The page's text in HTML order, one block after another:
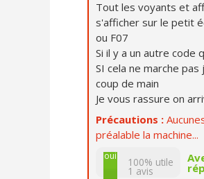
Tout les voyants et
s'afficher sur le petit
ou F07
Si il y a un autre code
SI cela ne marche
coup de main
Je vous rassure on
Précautions :
préalable la machine...
non
oui 100% utile
1 avis